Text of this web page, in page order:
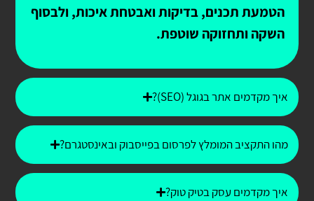
הטמעת תכנים, בדיקות ואבטחת איכות, ולבסוף
השקה ותחזוקה שוטפת.
איך מקדמים אתר בגוגל (SEO)?
מהו התקציב המומלץ לפרסום בפייסבוק ובאינסטגרם?
איך מקדמים עסק בטיק טוק?